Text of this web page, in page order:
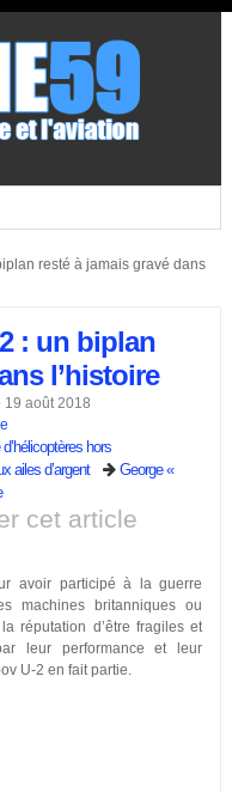
resté à jamais gravé dans
: un biplan
l’histoire
août 2018
hors
ailes d’argent
George «
cet article
avoir participé à la guerre
machines britanniques ou
réputation d’être fragiles et
leur performance et leur
U-2 en fait partie.